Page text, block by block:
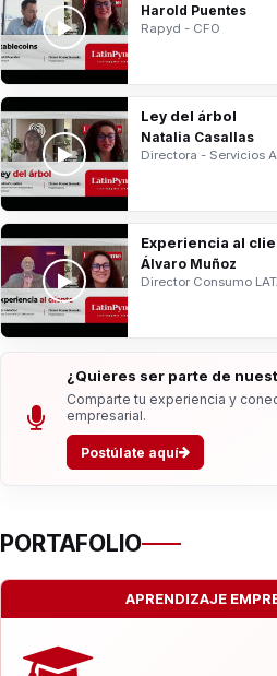
Harold Puentes
Rapyd - CFO
Ley del árbol
Natalia Casallas
Directora - Servicios
Experiencia al
Álvaro Muñoz
Director Consumo
¿Quieres ser parte de
Comparte tu experiencia y
empresarial.
Postúlate aquí
PORTAFOLIO
APRENDIZAJE